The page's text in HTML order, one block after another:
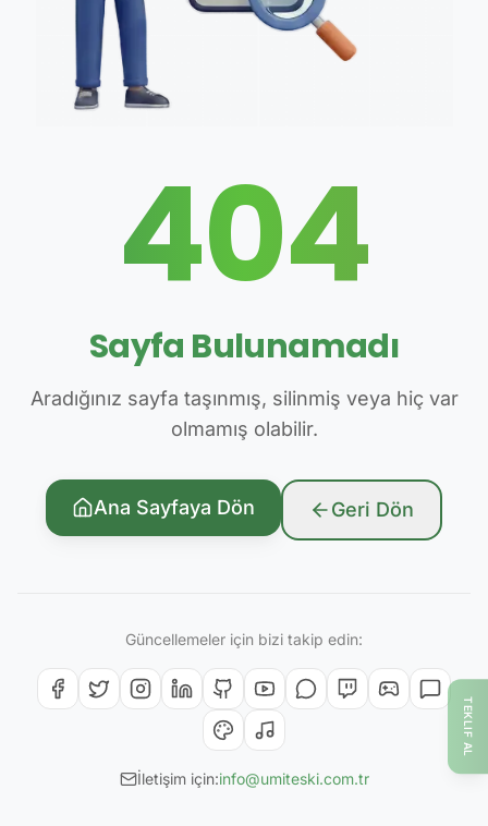
404
Sayfa Bulunamadı
Aradığınız sayfa taşınmış, silinmiş veya hiç var
olmamış olabilir.
Ana Sayfaya Dön Geri Dön
Güncellemeler için bizi takip edin:
İletişim için:info@umiteski.com.tr
TEKLIF AL